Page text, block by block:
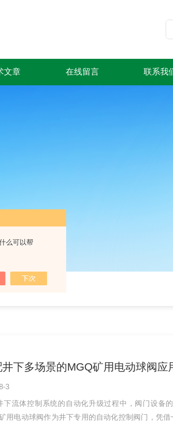
么可以帮
文章 在线留言 联系我
下多场景的MGQ矿用电动球阀应
3
下流体控制系统的自动化升级过程中，阀门设备
用电动球阀作为井下专用的自动化控制阀门，凭